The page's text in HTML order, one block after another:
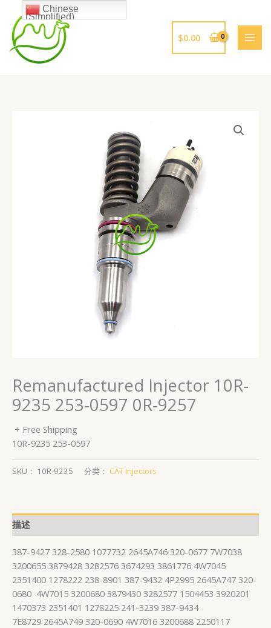
$0.00
Remanufactured Injector 10R-
9235 253-0597 0R-9257
+ Free Shipping
10R-9235 253-0597
SKU： 10R-9235 分类： CAT Injectors
描述
387-9427 328-2580 1077732 2645A746 320-0677 7W7038
3200655 3879428 3282576 3674293 3861776 4W7045
2351400 1278222 238-8901 387-9432 4P2995 2645A747 320-
0680 4W7015 3200680 3879430 3282577 1504453 3920201
1470373 2351401 1278225 241-3239 387-9434
7E8729 2645A749 320-0690 4W7016 3200688 2250117
Chinese
(Simplified)